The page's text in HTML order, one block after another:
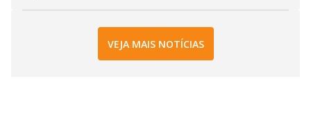
VEJA MAIS NOTÍCIAS